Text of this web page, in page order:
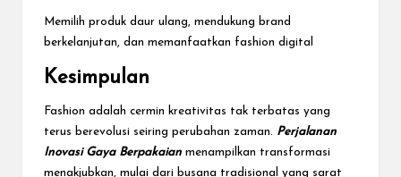
Memilih produk daur ulang, mendukung brand
berkelanjutan, dan memanfaatkan fashion digital
Kesimpulan
Fashion adalah cermin kreativitas tak terbatas yang
terus berevolusi seiring perubahan zaman. Perjalanan
Inovasi Gaya Berpakaian menampilkan transformasi
menakjubkan, mulai dari busana tradisional yang sarat